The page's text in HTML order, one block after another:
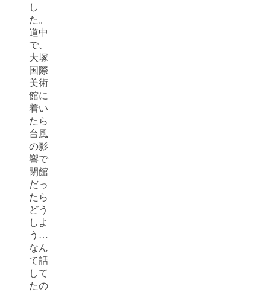
し
た。
道中
で、
大塚
国際
美術
館に
着い
たら
台風
の影
響で
閉館
だっ
たら
どう
しよ
う…
なん
て話
して
たの